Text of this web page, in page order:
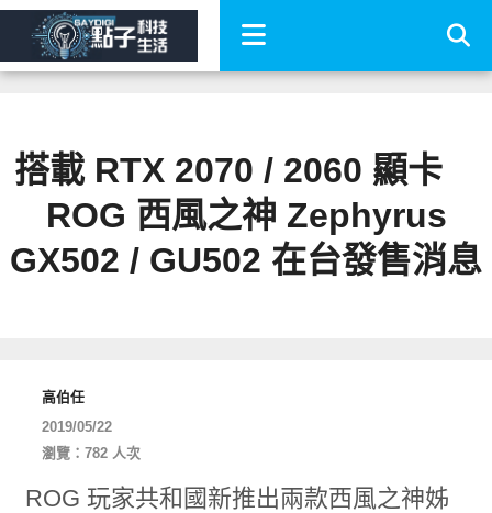
搭載 RTX 2070 / 2060 顯卡
ROG 西風之神 Zephyrus
GX502 / GU502 在台發售消息
高伯任
2019/05/22
瀏覽：782 人次
ROG 玩家共和國新推出兩款西風之神姊